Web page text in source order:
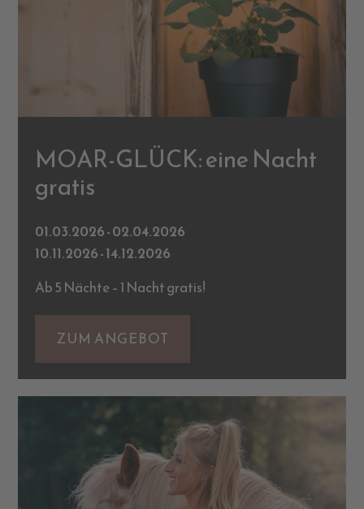
MOAR-GLÜCK: eine Nacht
gratis
01.03.2026 - 02.04.2026
10.11.2026 - 14.12.2026
Ab 5 Nächte – 1 Nacht gratis!
ZUM ANGEBOT